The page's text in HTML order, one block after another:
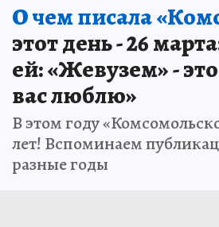
О чем писала
этот день - 26
ей: «Жевузем» -
вас люблю»
В этом году
лет! Вспоминаем
разные годы